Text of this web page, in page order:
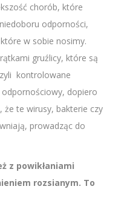
chorób, które
odporności,
w sobie nosimy.
gruźlicy, które są
kontrolowane
odpornościowy, dopiero
te wirusy, bakterie czy
prowadząc do
z powikłaniami
rozsianym. To